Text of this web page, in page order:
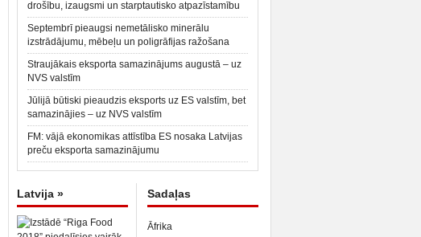
drošību, izaugsmi un starptautisko atpazīstamību
Septembrī pieaugsi nemetālisko minerālu
izstrādājumu, mēbeļu un poligrāfijas ražošana
Straujākais eksporta samazinājums augustā – uz
NVS valstīm
Jūlijā būtiski pieaudzis eksports uz ES valstīm, bet
samazinājies – uz NVS valstīm
FM: vājā ekonomikas attīstība ES nosaka Latvijas
preču eksporta samazinājumu
Latvija » Sadaļas
Āfrika